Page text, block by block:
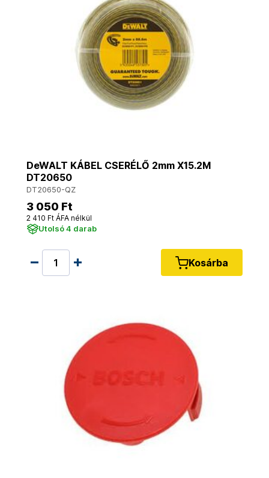
DeWALT KÁBEL CSERÉLŐ 2mm X15.2M
DT20650
DT20650-QZ
3 050 Ft
2 410 Ft ÁFA nélkül
Utolsó 4 darab
Kosárba